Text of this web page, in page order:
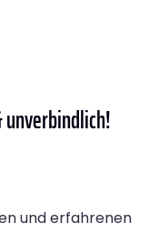
unverbindlich!
und erfahrenen